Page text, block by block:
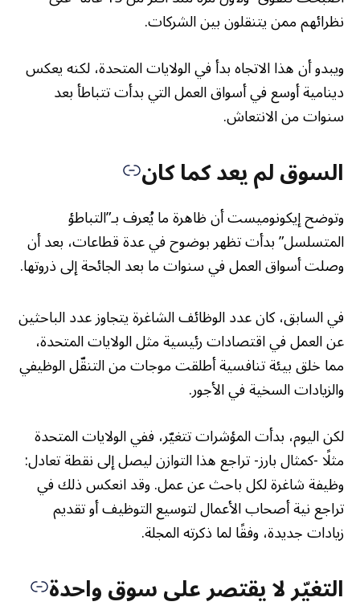
نظرائهم ممن يتنقلون بين الشركات.
ويبدو أن هذا الاتجاه بدأ في الولايات المتحدة، لكنه يعكس
دينامية أوسع في أسواق العمل التي بدأت تتباطأ بعد
سنوات من الانتعاش.
السوق لم يعد كما كان
وتوضح إيكونوميست أن ظاهرة ما يُعرف بـ”التباطؤ
المتسلسل” بدأت تظهر بوضوح في عدة قطاعات، بعد أن
وصلت أسواق العمل في سنوات ما بعد الجائحة إلى ذروتها.
في السابق، كان عدد الوظائف الشاغرة يتجاوز عدد الباحثين
عن العمل في اقتصادات رئيسية مثل الولايات المتحدة،
مما خلق بيئة تنافسية أطلقت موجات من التنقّل الوظيفي
والزيادات السخية في الأجور.
لكن اليوم، بدأت المؤشرات تتغيّر، ففي الولايات المتحدة
مثلًا -كمثال بارز- تراجع هذا التوازن ليصل إلى نقطة تعادل:
وظيفة شاغرة لكل باحث عن عمل. وقد انعكس ذلك في
تراجع نية أصحاب الأعمال لتوسيع التوظيف أو تقديم
زيادات جديدة، وفقًا لما ذكرته المجلة.
التغيّر لا يقتصر على سوق واحدة